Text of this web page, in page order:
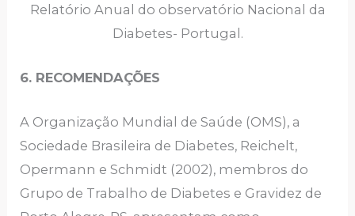
Relatório Anual do observatório Nacional da
Diabetes- Portugal.
6. RECOMENDAÇÕES
A Organização Mundial de Saúde (OMS), a
Sociedade Brasileira de Diabetes, Reichelt,
Opermann e Schmidt (2002), membros do
Grupo de Trabalho de Diabetes e Gravidez de